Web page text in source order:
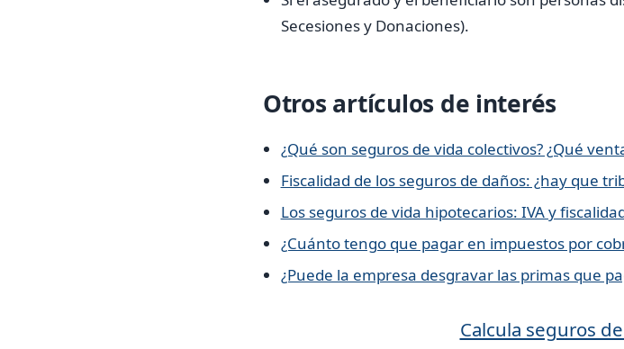
Secesiones y Donaciones).
Otros artículos de interés
¿Qué son seguros de vida colectivos? ¿Qué
Fiscalidad de los seguros de daños: ¿hay que
Los seguros de vida hipotecarios: IVA y
¿Cuánto tengo que pagar en impuestos por
¿Puede la empresa desgravar las primas que
Calcula seguros